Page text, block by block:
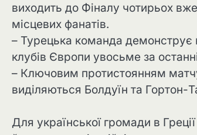
виходить до Фіналу чотирьох
місцевих фанатів.
– Турецька команда демонструє
клубів Європи увосьме за
– Ключовим протистоянням
виділяються Болдуїн та Гортон-
Для української громади в